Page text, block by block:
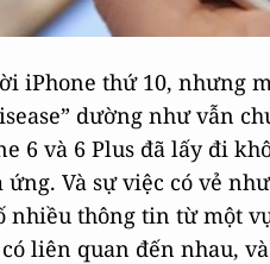
iPhone thứ 10, nhưng
dường như vẫn
6 và 6 Plus đã lấy đi
Và sự việc có vẻ
nhiều thông tin từ một
có liên quan đến nhau,